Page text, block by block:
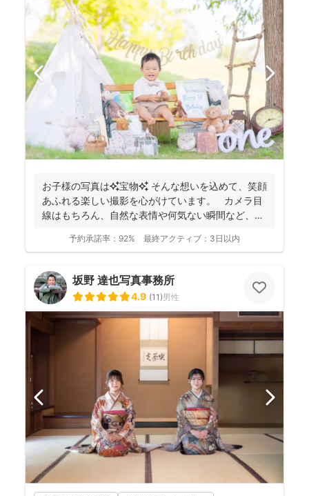
お子様の写真は✨宝物✨ そんな想いを込めて、笑顔
あふれる楽しい撮影を心がけています。 カメラ目
線はもちろん、自然な表情や何気ない瞬間など、ご
予約承諾率： 92% 最終アクティブ： 3日以内
坂野 達也写真事務所
4.9 (11)男性